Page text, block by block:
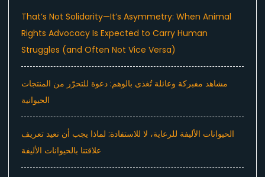
That’s Not Solidarity—It’s Asymmetry: When Animal
Rights Advocacy Is Expected to Carry Human
Struggles (and Often Not Vice Versa)
مشاهد مفبركة وعائلة تُغذى بالوهم: دعوة للتحرّر من المنتجات
الحيوانية
الحيوانات الأليفة للرعاية، لا للاستفادة: لماذا يجب أن نعيد تعريف
علاقتنا بالحيوانات الأليفة